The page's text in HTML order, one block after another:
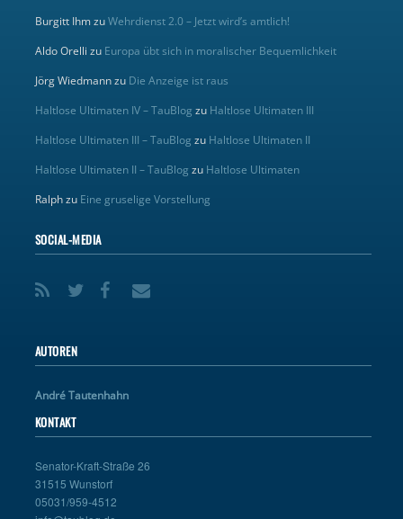
Burgitt IhmzuWehrdienst 2.0 – Jetzt wird’s amtlich!
Aldo Orelli zu Europa übt sich in moralischer Bequemlichkeit
Jörg Wiedmannzu Die Anzeige ist raus
Haltlose Ultimaten IV – TauBlog zu Haltlose Ultimaten III
Haltlose Ultimaten III – TauBlog zu Haltlose Ultimaten II
Haltlose Ultimaten II – TauBlog zu Haltlose Ultimaten
Ralphzu Eine gruselige Vorstellung
SOCIAL-MEDIA
AUTOREN
André Tautenhahn
KONTAKT
Senator-Kraft-Straße 26
31515 Wunstorf
05031/959-4512